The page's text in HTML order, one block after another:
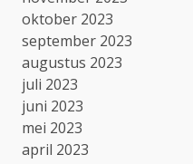
oktober 2023
september 2023
augustus 2023
juli 2023
juni 2023
mei 2023
april 2023